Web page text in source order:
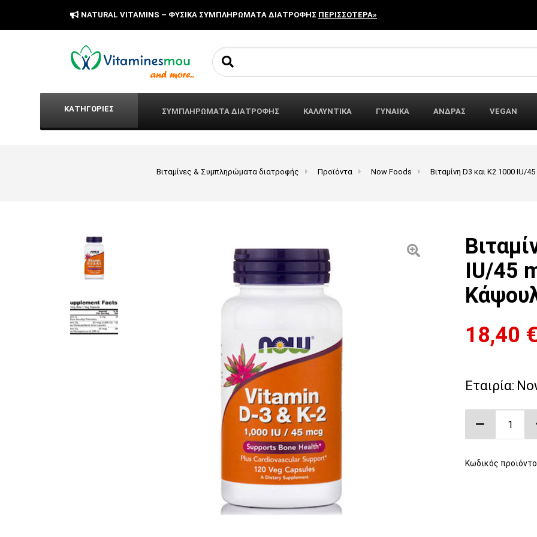
NATURAL VITAMINS – ΦΥΣΙΚΑ ΣΥΜΠΛΗΡΩΜΑΤΑ ΔΙΑΤΡΟΦΗΣ ΠΕΡΙΣΣΟΤΕΡΑ»
Search for:
ΚΑΤΗΓΟΡΙΕΣ ΣΥΜΠΛΗΡΩΜΑΤΑ ΔΙΑΤΡΟΦΗΣ ΚΑΛΛΥΝΤΙΚΑ ΓΥΝΑΙΚΑ ΑΝΔΡΑΣ VEGAN
Βιταμίνες & Συμπληρώματα διατροφής Προϊόντα Now Foods Βιταμίνη D3 και K2 1000 IU/
IU/45
18,40 €
Εταιρία:
Βιταμίνη
Κωδικός